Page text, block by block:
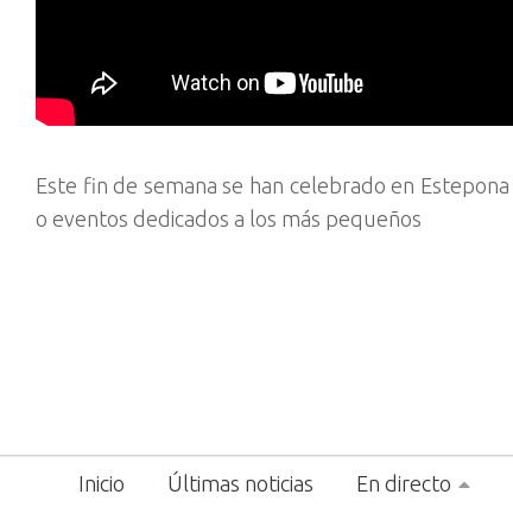
Este fin de semana se han celebrado en
o eventos dedicados a los más pequeños
Inicio Últimas noticias En directo